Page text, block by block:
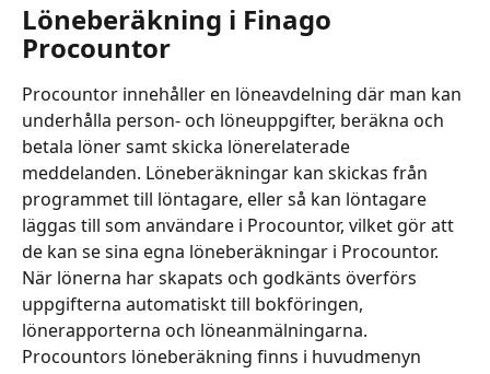
Löneberäkning i Finago
Procountor
Procountor innehåller en löneavdelning där man kan
underhålla person- och löneuppgifter, beräkna och
betala löner samt skicka lönerelaterade
meddelanden. Löneberäkningar kan skickas från
programmet till löntagare, eller så kan löntagare
läggas till som användare i Procountor, vilket gör att
de kan se sina egna löneberäkningar i Procountor.
När lönerna har skapats och godkänts överförs
uppgifterna automatiskt till bokföringen,
lönerapporterna och löneanmälningarna.
Procountors löneberäkning finns i huvudmenyn